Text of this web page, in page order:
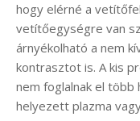
hogy elérné a
vetítőegységre van
árnyékolható a nem
kontrasztot is. A kis
nem foglalnak el több
helyezett plazma